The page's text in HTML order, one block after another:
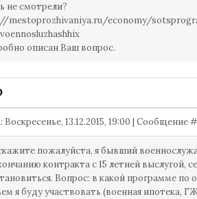
не смотрели?
mestoprozhivaniya.ru/economy/
описан Ваш вопрос.
Воскресенье, 13.12.2015, 19:00 | Сообщение
пожалуйста, я бывший
контракта с 15 летней выслугой,
Вопрос: в какой программе по
я буду участвовать (военная ипотека,